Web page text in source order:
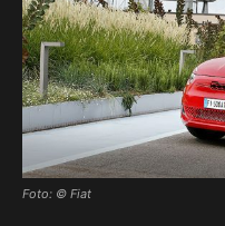
Foto: © Fiat